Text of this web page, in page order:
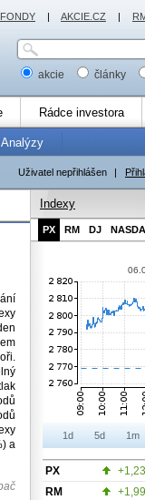
akcie články
Rádce investora
Analýzy
Uživatel nepřihlášen |
a
Indexy
PX RM DJ
1d 5d 1m
PX +1,23
RM
+1,99
| AKCIE.CZ |